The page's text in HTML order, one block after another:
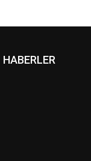
HABERLER